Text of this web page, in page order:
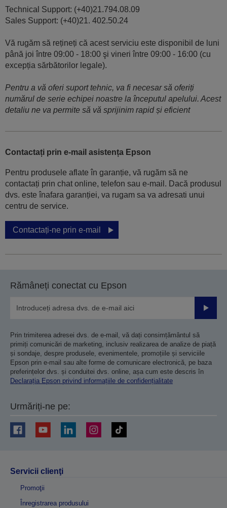
Technical Support: (+40)21.794.08.09
Sales Support: (+40)21. 402.50.24
Vă rugăm să rețineți că acest serviciu este disponibil de luni
până joi între 09:00 - 18:00 şi vineri între 09:00 - 16:00 (cu
excepția sărbătorilor legale).
Pentru a vă oferi suport tehnic, va fi necesar să oferiți
numărul de serie echipei noastre la începutul apelului. Acest
detaliu ne va permite să vă sprijinim rapid și eficient
Contactați prin e-mail asistența Epson
Pentru produsele aflate în garanție, vă rugăm să ne
contactați prin chat online, telefon sau e-mail. Dacă produsul
dvs. este înafara garanției, va rugam sa va adresati unui
centru de service.
Contactați-ne prin e-mail
Rămâneți conectat cu Epson
Prin trimiterea adresei dvs. de e-mail, vă dați consimțământul să
primiți comunicări de marketing, inclusiv realizarea de analize de piață
și sondaje, despre produsele, evenimentele, promoțiile și serviciile
Epson prin e-mail sau alte forme de comunicare electronică, pe baza
preferințelor dvs. și conduitei dvs. online, așa cum este descris în
Declarația Epson privind informațiile de confidențialitate
Urmăriți-ne pe:
Servicii clienţi
Promoţii
Înregistrarea produsului